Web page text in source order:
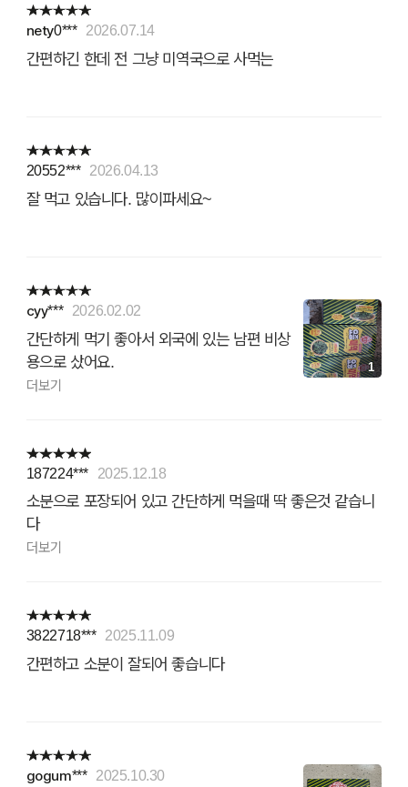
nety0*** 2026.07.14
간편하긴 한데 전 그냥 미역국으로 사먹는
20552*** 2026.04.13
잘 먹고 있습니다. 많이파세요~
cyy*** 2026.02.02
간단하게 먹기 좋아서 외국에 있는 남편 비상
용으로 샀어요.
더보기
1
187224*** 2025.12.18
소분으로 포장되어 있고 간단하게 먹을때 딱 좋은것 같습니
다
더보기
3822718*** 2025.11.09
간편하고 소분이 잘되어 좋습니다
gogum*** 2025.10.30